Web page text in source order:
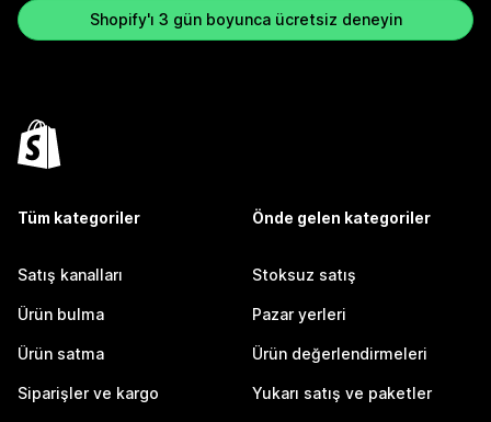
Shopify'ı 3 gün boyunca ücretsiz deneyin
Tüm kategoriler
Satış kanalları
Ürün bulma
Ürün satma
Siparişler ve kargo
Önde gelen kategoriler
Stoksuz satış
Pazar yerleri
Ürün değerlendirmeleri
Yukarı satış ve paketler